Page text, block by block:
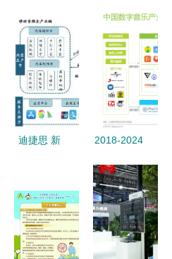
云工业软件
助力家居工
业元宇宙落
地
代”破局，
中国代工厂
开启AI网红
营销逆袭之
迪捷思 新
系统引领商
显产业链变
革
2018-2024
音乐产业竞
争现状与未
来发展趋势
聚焦数字内